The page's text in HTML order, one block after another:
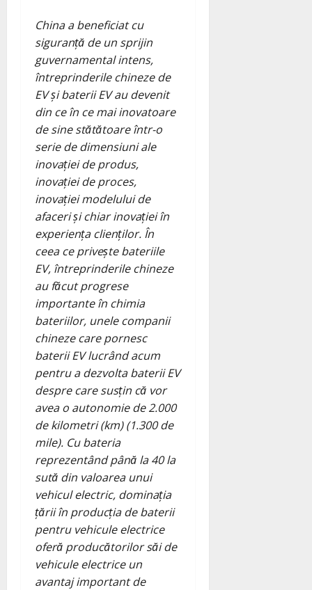
China a beneficiat cu
siguranță de un sprijin
guvernamental intens,
întreprinderile chineze de
EV și baterii EV au devenit
din ce în ce mai inovatoare
de sine stătătoare într-o
serie de dimensiuni ale
inovației de produs,
inovației de proces,
inovației modelului de
afaceri și chiar inovației în
experiența clienților. În
ceea ce privește bateriile
EV, întreprinderile chineze
au făcut progrese
importante în chimia
bateriilor, unele companii
chineze care pornesc
baterii EV lucrând acum
pentru a dezvolta baterii EV
despre care susțin că vor
avea o autonomie de 2.000
de kilometri (km) (1.300 de
mile). Cu bateria
reprezentând până la 40 la
sută din valoarea unui
vehicul electric, dominația
țării în producția de baterii
pentru vehicule electrice
oferă producătorilor săi de
vehicule electrice un
avantaj important de